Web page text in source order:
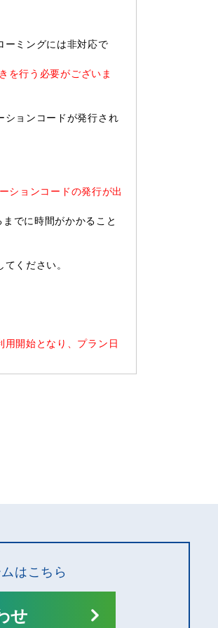
ーミングには非対応で
を行う必要がございま
ションコードが発行され
ションコードの発行が出
でに時間がかかること
ください。
開始となり、プラン日
はこちら
せ